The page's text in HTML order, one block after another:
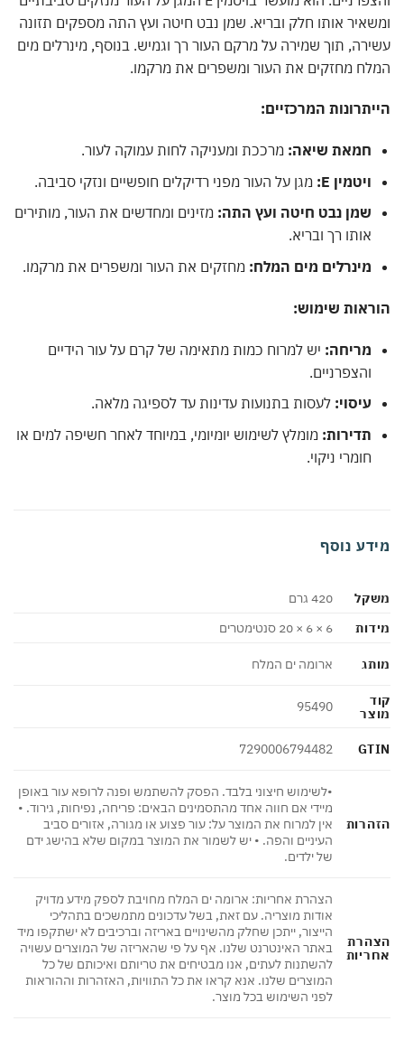
אותו חלק ובריא. שמן נבט חיטה ועץ התה מספקים תזונה
תוך שמירה על מרקם העור רך וגמיש. בנוסף, מינרלים מים
מחזקים את העור ומשפרים את מרקמו.
המרכזיים:
חמאת שיאה:מרככת ומעניקה לחות עמוקה לעור.
ויטמין E:
מגן על העור מפני רדיקלים חופשיים ונזקי סביבה.
שמן נבט חיטה ועץ התה:מזינים ומחדשים את העור, מותירים
אותו רך ובריא.
מינרלים מים המלח:מחזקים את העור ומשפרים את מרקמו.
שימוש:
מריחה:יש למרוח כמות מתאימה של קרם על עור הידיים
והצפרניים.
עיסוי:לעסות בתנועות עדינות עד לספיגה מלאה.
תדירות:מומלץ לשימוש יומיומי, במיוחד לאחר חשיפה למים או
חומרי ניקוי.
נוסף
420 גרם
6 × 6 × 20 סנטימטרים
ארומה ים המלח
95490
7290006794482
•לשימוש חיצוני בלבד. הפסק להשתמש ופנה לרופא עור באופן
מיידי אם חווה אחד מהתסמינים הבאים: פריחה, נפיחות, גירוד. •
אין למרוח את המוצר על: עור פצוע או מגורה, אזורים סביב
העיניים והפה. • יש לשמור את המוצר במקום שלא בהישג ידם
של ילדים.
הצהרת אחריות: ארומה ים המלח מחויבת לספק מידע מדויק
אודות מוצריה. עם זאת, בשל עדכונים מתמשכים בתהליכי
הייצור, ייתכן שחלק מהשינויים באריזה וברכיבים לא ישתקפו מיד
באתר האינטרנט שלנו. אף על פי שהאריזה של המוצרים עשויה
להשתנות לעתים, אנו מבטיחים את טריותם ואיכותם של כל
המוצרים שלנו. אנא קראו את כל התוויות, האזהרות וההוראות
לפני השימוש בכל מוצר.